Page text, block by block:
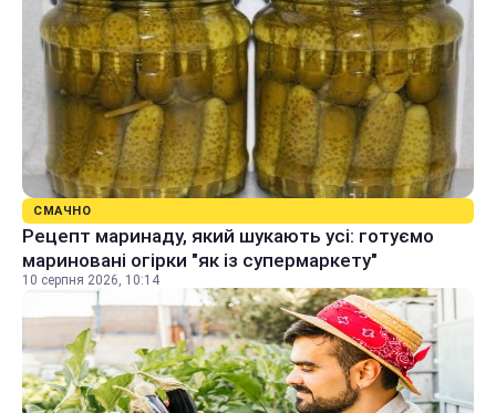
СМАЧНО
Рецепт маринаду, який шукають усі: готуємо
мариновані огірки "як із супермаркету"
10 серпня 2026, 10:14